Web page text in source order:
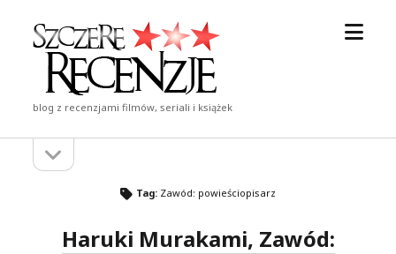
Szczere
Recenzje
blog z recenzjami filmów, seriali i książek
Pasekpasek
Tag: Zawód: powieściopisarz
Haruki Murakami, Zawód: